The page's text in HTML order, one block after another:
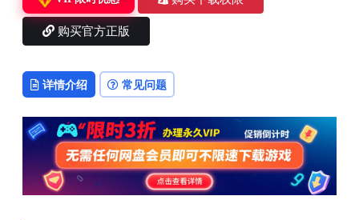
购买官方正版
详情介绍 常见问题